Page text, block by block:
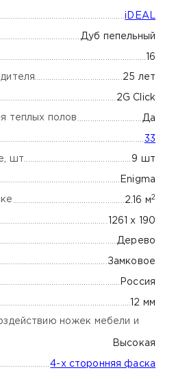
iDEAL
Дуб пепельный
16
25 лет
2G Click
теплых полов Да
33
шт 9 шт
Enigma
2.16 м2
1261 х 190
Дерево
Замковое
Россия
12 мм
ножек мебели и
Высокая
4-х сторонняя фаска